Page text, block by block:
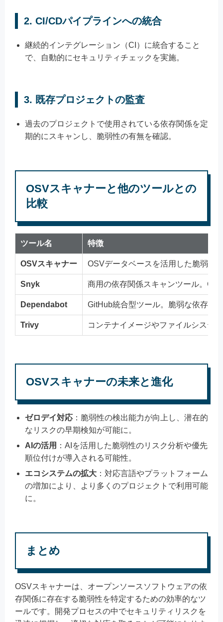
2. CI/CDパイプラインへの統合
継続的インテグレーション（CI）に統合すること
で、自動的にセキュリティチェックを実施。
3. 既存プロジェクトの監査
過去のプロジェクトで使用されている依存関係を定
期的にスキャンし、脆弱性の有無を確認。
OSVスキャナーと他のツールとの
比較
ツール名 特徴
OSVスキャナー OSVデータベースを活用した脆弱性
Snyk 商用の依存関係スキャンツール。CI/
Dependabot GitHub統合型ツール。脆弱な依存関
Trivy コンテナイメージやファイルシステ
OSVスキャナーの未来と進化
ゼロデイ対応 ：脆弱性の検出能力が向上し、潜在的
なリスクの早期検知が可能に。
AIの活用 ：AIを活用した脆弱性のリスク分析や優先
順位付けが導入される可能性。
エコシステムの拡大 ：対応言語やプラットフォーム
の増加により、より多くのプロジェクトで利用可能
に。
まとめ
OSVスキャナーは、オープンソースソフトウェアの依
存関係に存在する脆弱性を特定するための効率的なツ
ールです。開発プロセスの中でセキュリティリスクを